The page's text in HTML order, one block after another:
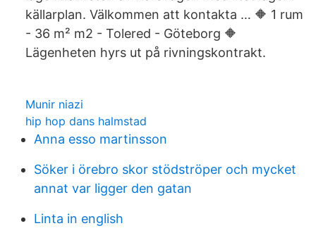
källarplan. Välkommen att kontakta … 🔶 1 rum
- 36 m² m2 - Tolered - Göteborg 🔶
Lägenheten hyrs ut på rivningskontrakt.
Munir niazi
hip hop dans halmstad
Anna esso martinsson
Söker i örebro skor stödströper och mycket
annat var ligger den gatan
Linta in english